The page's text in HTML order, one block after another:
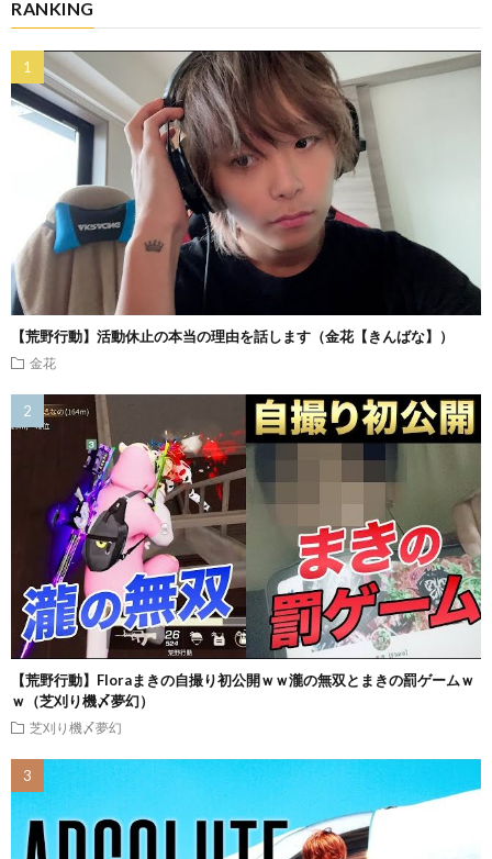
RANKING
【荒野行動】活動休止の本当の理由を話します（金花【きんばな】）
金花
【荒野行動】Floraまきの自撮り初公開ｗｗ瀧の無双とまきの罰ゲームｗ
ｗ（芝刈り機〆夢幻）
芝刈り機〆夢幻